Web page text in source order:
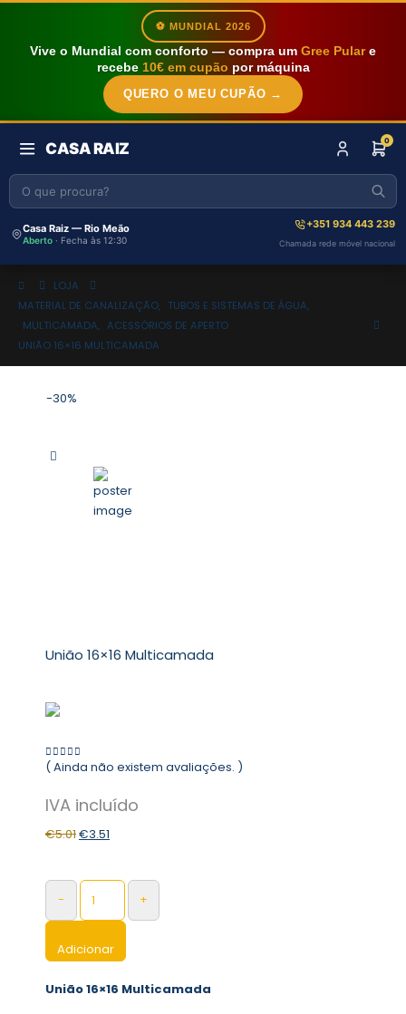
⚽ MUNDIAL 2026
Vive o Mundial com conforto — compra um Gree Pulare
recebe 10€ em cupão por máquina
QUERO O MEU CUPÃO →
CASA RAIZ 0
Casa Raiz — Rio Meão
Aberto · Fecha às 12:30
+351 934 443 239
Chamada rede móvel nacional
LOJA
MATERIAL DE CANALIZAÇÃO, TUBOS E SISTEMAS DE ÁGUA,
MULTICAMADA, ACESSÓRIOS DE APERTO
UNIÃO 16×16 MULTICAMADA
-30%
União 16×16 Multicamada
0 out of 5
( Ainda não existem avaliações. )
€5.01€3.51
- +
Adicionar
União 16×16 Multicamada